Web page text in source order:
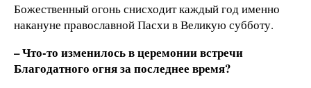
Божественный огонь снисходит каждый год именно
накануне православной Пасхи в Великую субботу.
– Что-то изменилось в церемонии встречи
Благодатного огня за последнее время?